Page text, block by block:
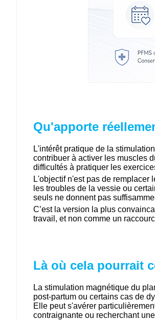
Qu'apporte
L'intérêt pratique de la
contribuer à activer les muscles
difficultés à pratiquer les
L'objectif n'est pas de
les troubles de la vessie ou
seuls ne donnent pas
C’est la version la plus
travail, et non comme un
Là où cela pourrait
La stimulation magnétique du
post-partum ou certains cas de
Elle peut s'avérer
contraignante ou recherchant